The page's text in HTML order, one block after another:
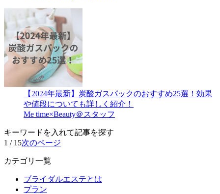
【2024年最新】炭酸ガスパックのおすすめ25選！効果
や値段についても詳しく紹介！
Me time×Beauty＠スタッフ
キーワードを入れて記事を探す
1 / 15次のページ
カテゴリ一覧
ブライダルエステとは
プラン